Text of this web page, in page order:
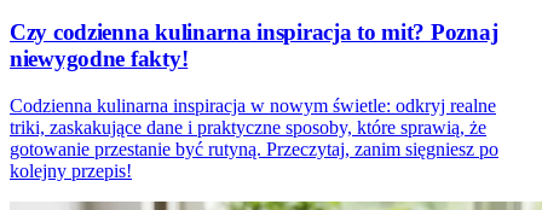
Czy codzienna kulinarna inspiracja to mit? Poznaj
niewygodne fakty!
Codzienna kulinarna inspiracja w nowym świetle: odkryj realne
triki, zaskakujące dane i praktyczne sposoby, które sprawią, że
gotowanie przestanie być rutyną. Przeczytaj, zanim sięgniesz po
kolejny przepis!